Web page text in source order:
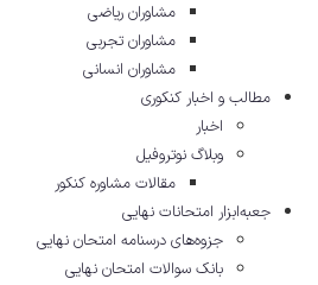
مشاوران ریاضی
مشاوران تجربی
مشاوران انسانی
مطالب و اخبار کنکوری
اخبار
وبلاگ نوتروفیل
مقالات مشاوره‌ کنکور
جعبه‌ابزار امتحانات نهایی
جزوه‌های درسنامه امتحان نهایی
بانک سوالات امتحان نهایی